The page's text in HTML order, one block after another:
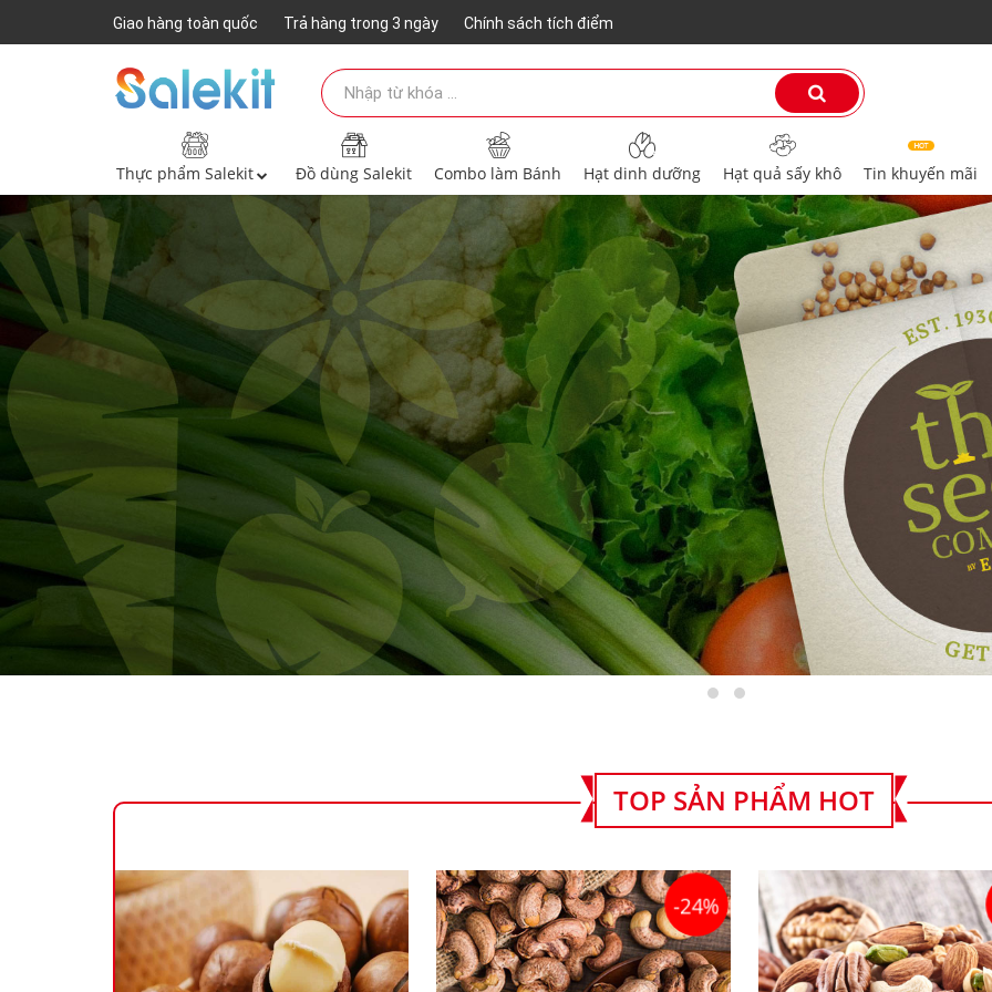
Giao hàng toàn quốc Trả hàng trong 3 ngày Chính sách tích điểm
Thực phẩm Salekit Đồ dùng Salekit Combo làm Bánh Hạt dinh dưỡng Hạt quả sấy khô Tin khuyến mãi
TOP SẢN PHẨM HOT
-24%